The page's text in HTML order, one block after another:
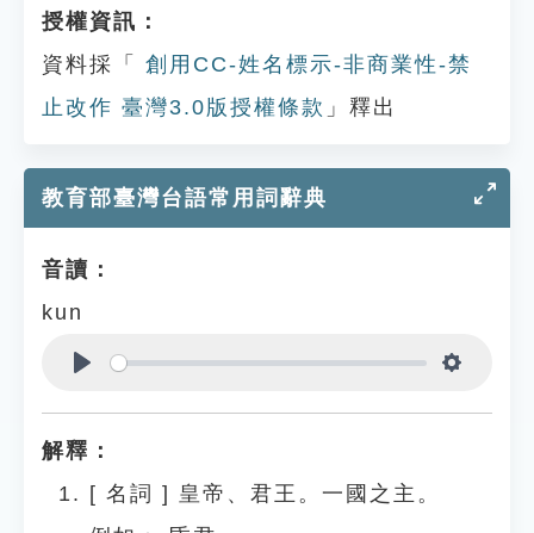
授權資訊：
資料採「
創用CC-姓名標示-非商業性-禁
止改作 臺灣3.0版授權條款 」釋出
教育部臺灣台語常用詞辭典
音讀：
kun
解釋：
[ 名詞 ] 皇帝、君王。一國之主。